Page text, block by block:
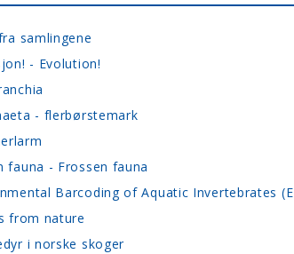
samlingene
- Evolution!
- flerbørstemark
fauna - Frossen fauna
Barcoding of Aquatic Invertebrates
from nature
i norske skoger